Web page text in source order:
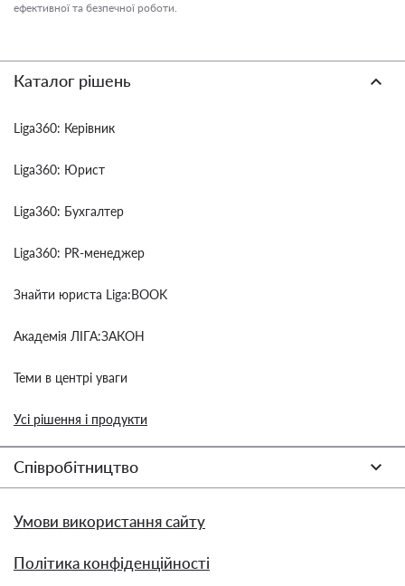
ефективної та безпечної роботи.
Каталог рішень
Liga360: Керівник
Liga360: Юрист
Liga360: Бухгалтер
Liga360: PR-менеджер
Знайти юриста Liga:BOOK
Академія ЛІГА:ЗАКОН
Теми в центрі уваги
Усі рішення і продукти
Співробітництво
Умови використання сайту
Політика конфіденційності